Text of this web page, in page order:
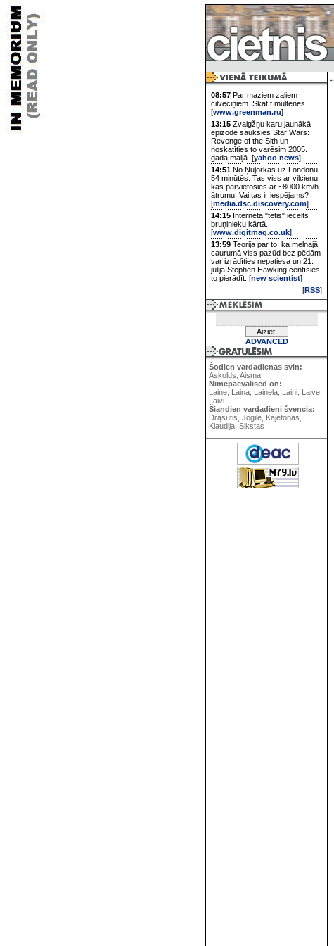
08:57 Par maziem zaļiem
cilvēciņiem. Skatīt multenes...
[www.greenman.ru]
13:15 Zvaigžņu karu jaunākā
epizode sauksies Star Wars:
Revenge of the Sith un
noskatīties to varēsim 2005.
gada maijā. [yahoo news]
14:51 No Ņujorkas uz Londonu
54 minūtēs. Tas viss ar vilcienu,
kas pārvietosies ar ~8000 km/h
ātrumu. Vai tas ir iespējams?
[media.dsc.discovery.com]
14:15 Interneta "tētis" iecelts
bruņinieku kārtā.
[www.digitmag.co.uk]
13:59 Teorija par to, ka melnajā
caurumā viss pazūd bez pēdām
var izrādīties nepatiesa un 21.
jūlijā Stephen Hawking centīsies
to pierādīt. [new scientist]
[RSS]
ADVANCED
Šodien vardadienas svin:
Askolds, Aisma
Nimepaevalised on:
Laine, Laina, Lainela, Laini, Laive,
Laivi
Šiandien vardadieni švencia:
Drąsutis, Jogilė, Kajetonas,
Klaudija, Sikstas